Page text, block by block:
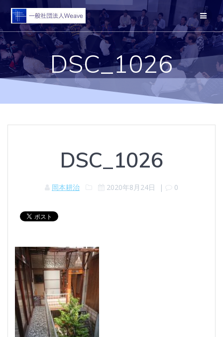
コ
テ
ン
ツ
へ
ス
キ
DSC_1026
DSC_1026
岡本耕治 2020年8月24日 | 0